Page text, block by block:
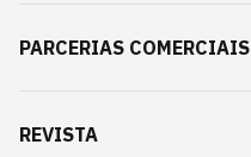
PARCERIAS COMERCIAIS
REVISTA